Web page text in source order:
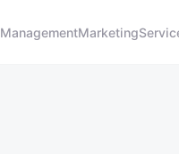
ManagementMarketing